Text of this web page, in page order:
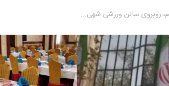
روبروی سالن ورزشی شهی...